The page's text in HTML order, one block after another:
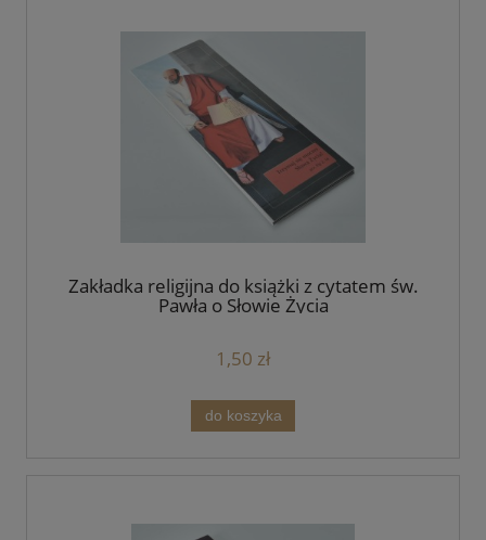
Zakładka religijna do książki z cytatem św.
Pawła o Słowie Życia
1,50 zł
do koszyka